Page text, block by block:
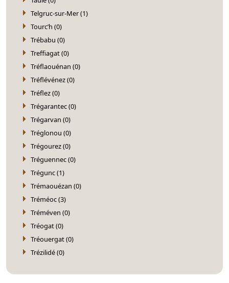
Telgruc-sur-Mer (1)
Tourc’h (0)
Trébabu (0)
Treffiagat (0)
Tréflaouénan (0)
Tréflévénez (0)
Tréflez (0)
Trégarantec (0)
Trégarvan (0)
Tréglonou (0)
Trégourez (0)
Tréguennec (0)
Trégunc (1)
Trémaouézan (0)
Tréméoc (3)
Tréméven (0)
Tréogat (0)
Tréouergat (0)
Trézilidé (0)